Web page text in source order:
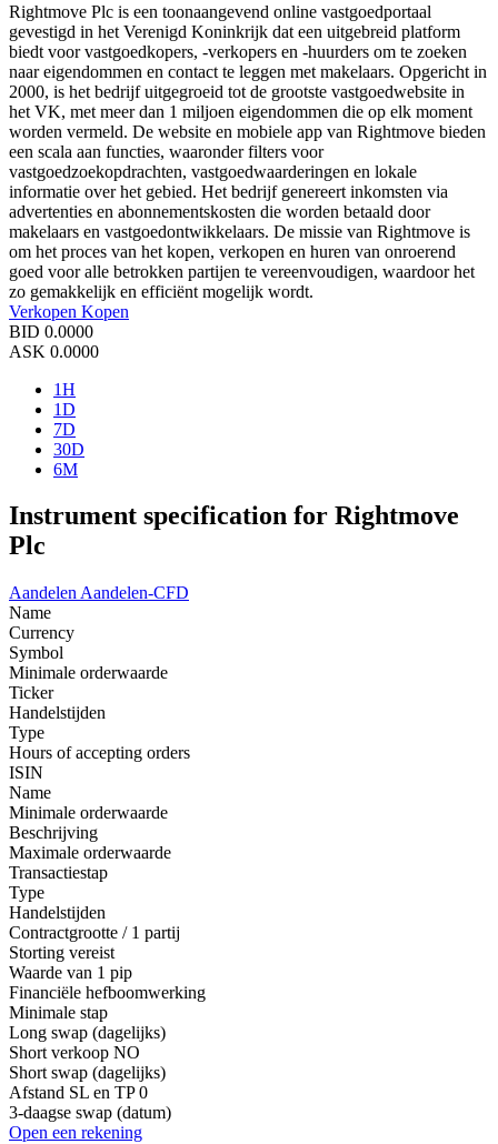
Rightmove Plc is een toonaangevend online vastgoedportaal
gevestigd in het Verenigd Koninkrijk dat een uitgebreid platform
biedt voor vastgoedkopers, -verkopers en -huurders om te zoeken
naar eigendommen en contact te leggen met makelaars. Opgericht in
2000, is het bedrijf uitgegroeid tot de grootste vastgoedwebsite in
het VK, met meer dan 1 miljoen eigendommen die op elk moment
worden vermeld. De website en mobiele app van Rightmove bieden
een scala aan functies, waaronder filters voor
vastgoedzoekopdrachten, vastgoedwaarderingen en lokale
informatie over het gebied. Het bedrijf genereert inkomsten via
advertenties en abonnementskosten die worden betaald door
makelaars en vastgoedontwikkelaars. De missie van Rightmove is
om het proces van het kopen, verkopen en huren van onroerend
goed voor alle betrokken partijen te vereenvoudigen, waardoor het
zo gemakkelijk en efficiënt mogelijk wordt.
Verkopen Kopen
BID 0.0000
ASK 0.0000
1H
1D
7D
30D
6M
Instrument specification for Rightmove
Plc
Aandelen Aandelen-CFD
Name
Currency
Symbol
Minimale orderwaarde
Ticker
Handelstijden
Type
Hours of accepting orders
ISIN
Name
Minimale orderwaarde
Beschrijving
Maximale orderwaarde
Transactiestap
Type
Handelstijden
Contractgrootte / 1 partij
Storting vereist
Waarde van 1 pip
Financiële hefboomwerking
Minimale stap
Long swap (dagelijks)
Short verkoop NO
Short swap (dagelijks)
Afstand SL en TP 0
3-daagse swap (datum)
Open een rekening